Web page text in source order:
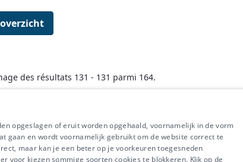
des résultats 131 - 131 parmi 164.
opgeslagen of eruit worden opgehaald, voornamelijk in de vorm
gaan en wordt voornamelijk gebruikt om de website correct te
maar kan je een beter op je voorkeuren toegesneden
voor kiezen sommige soorten cookies te blokkeren. Klik op de